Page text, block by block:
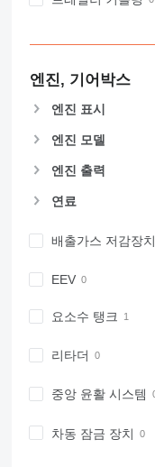
엔진, 기어박스
엔진 표시
엔진 모델
엔진 출력
연료
배출가스 저감장치
EEV
요소수 탱크
리타더
중앙 윤활 시스템
차동 잠금 장치